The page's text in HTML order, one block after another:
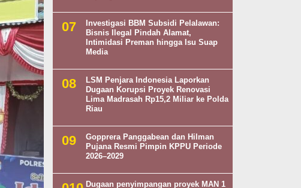
Investigasi BBM Subsidi Pelalawan:
Bisnis Ilegal Pindah Alamat,
Intimidasi Preman hingga Isu Suap
Media
LSM Penjara Indonesia Laporkan
Dugaan Korupsi Proyek Renovasi
Lima Madrasah Rp15,2 Miliar ke Polda
Riau
Gopprera Panggabean dan Hilman
Pujana Resmi Pimpin KPPU Periode
2026–2029
Dugaan penyimpangan proyek MAN 1